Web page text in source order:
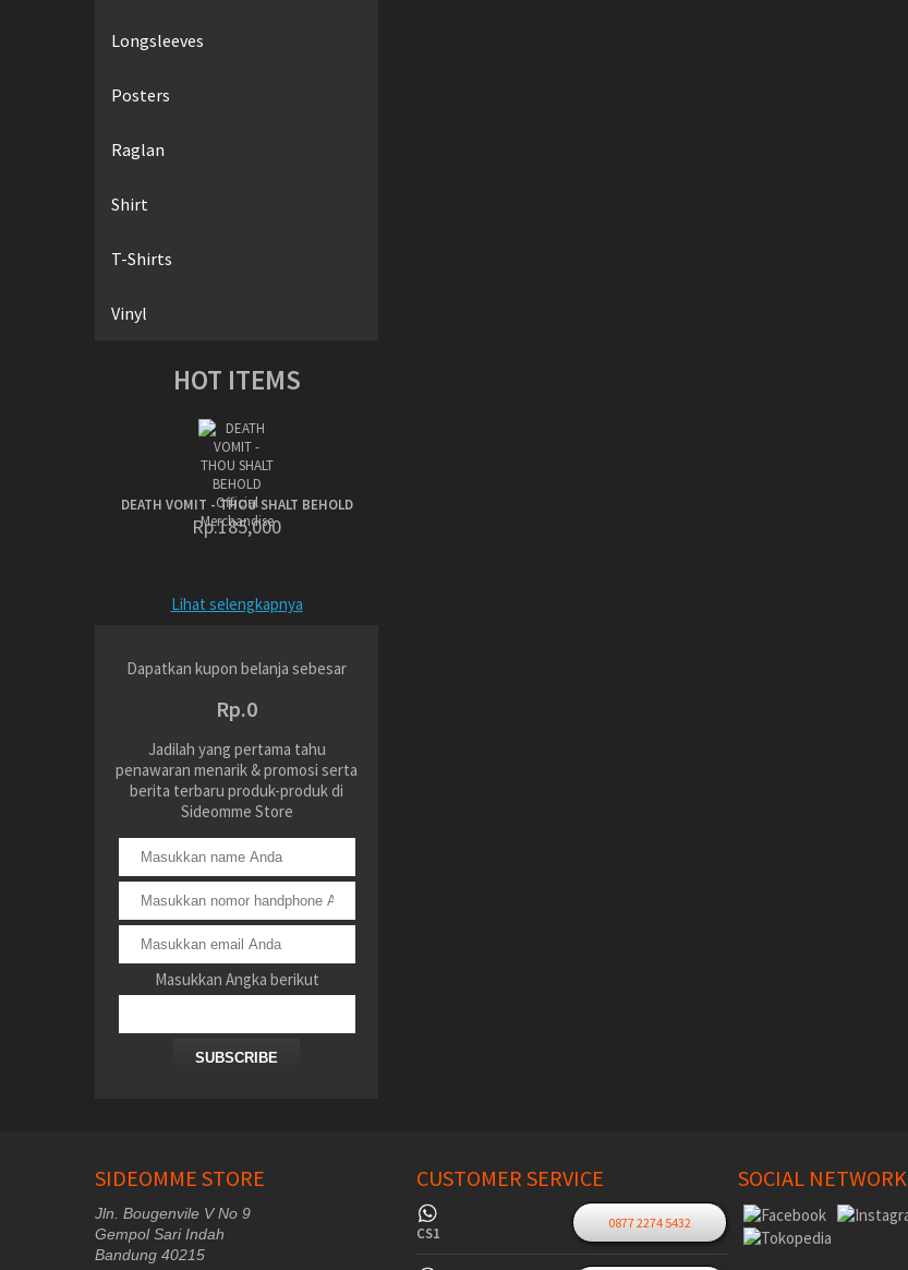
Longsleeves
Posters
Raglan
Shirt
T-Shirts
Vinyl
HOT ITEMS
DEATH VOMIT - THOU SHALT BEHOLD
Rp.185,000
Lihat selengkapnya
Dapatkan kupon belanja sebesar
Rp.0
Jadilah yang pertama tahu
penawaran menarik & promosi serta
berita terbaru produk-produk di
Sideomme Store
Masukkan Angka berikut
SUBSCRIBE
SIDEOMME STORE
Jln. Bougenvile V No 9
Gempol Sari Indah
Bandung 40215
CUSTOMER SERVICE
CS1
0877 2274 5432
SOCIAL NETWORK